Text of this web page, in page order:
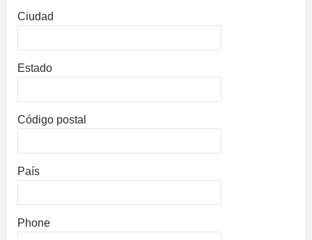
Ciudad
Estado
Código postal
País
Phone